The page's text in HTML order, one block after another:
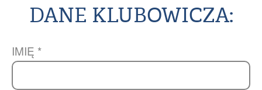
DANE KLUBOWICZA:
IMIĘ *